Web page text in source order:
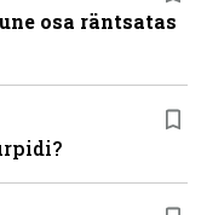
osa räntsatas